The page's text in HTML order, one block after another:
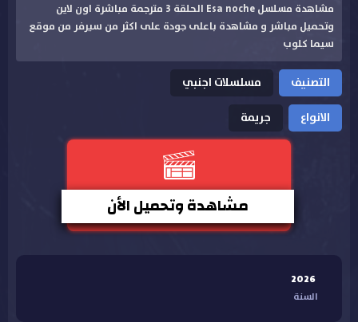
مشاهدة مسلسل Esa noche الحلقة 3 مترجمة مباشرة اون لاين
وتحميل مباشر و مشاهدة باعلى جودة على اكثر من سيرفر من موقع
سيما كلوب
التصنيف
مسلسلات اجنبي
الانواع
جريمة
مشاهدة وتحميل الأن
2026
السنة